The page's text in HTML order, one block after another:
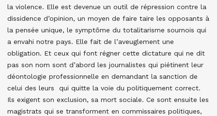
la violence. Elle est devenue un outil de répression contre la
dissidence d’opinion, un moyen de faire taire les opposants à
la pensée unique, le symptôme du totalitarisme sournois qui
a envahi notre pays. Elle fait de l’aveuglement une
obligation. Et ceux qui font régner cette dictature qui ne dit
pas son nom sont d’abord les journalistes qui piétinent leur
déontologie professionnelle en demandant la sanction de
celui des leurs qui quitte la voie du politiquement correct.
Ils exigent son exclusion, sa mort sociale. Ce sont ensuite les
magistrats qui se transforment en commissaires politiques,